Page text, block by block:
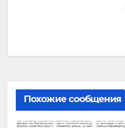
Похожие сообщения